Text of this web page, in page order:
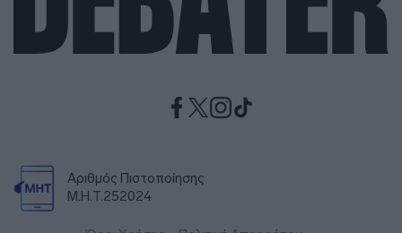
Αριθμός Πιστοποίησης
Μ.Η.Τ.252024